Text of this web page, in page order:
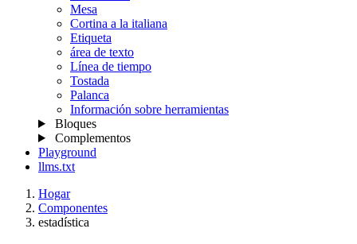
Mesa
Cortina a la italiana
Etiqueta
área de texto
Línea de tiempo
Tostada
Palanca
Información sobre herramientas
Bloques
Complementos
Playground
llms.txt
Hogar
Componentes
estadística